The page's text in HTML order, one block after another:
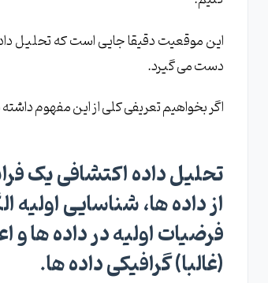
دست می گیرد.
اگر بخواهیم تعریفی کلی از این مفهوم
تحلیل داده اکتشافی یک
از داده ها،شناسایی اولیه
فرضیات اولیه در داده هاو
(غالبا) گرافیکی داده ها.